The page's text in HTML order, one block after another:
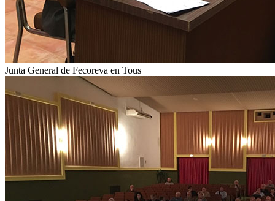
Junta General de Fecoreva en Tous